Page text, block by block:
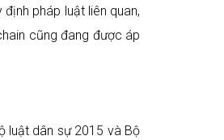
pháp luật liên quan,
cũng đang được áp
luật dân sự 2015 và Bộ